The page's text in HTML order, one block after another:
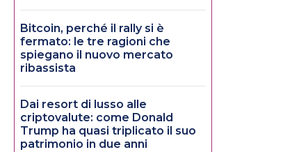
Bitcoin, perché il rally si è
fermato: le tre ragioni che
spiegano il nuovo mercato
ribassista
Dai resort di lusso alle
criptovalute: come Donald
Trump ha quasi triplicato il suo
patrimonio in due anni